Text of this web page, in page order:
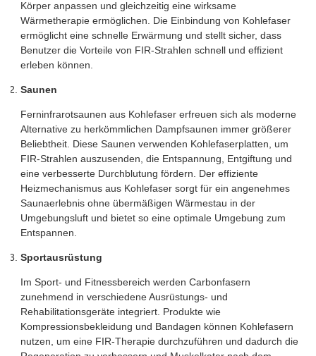
Körper anpassen und gleichzeitig eine wirksame
Wärmetherapie ermöglichen. Die Einbindung von Kohlefaser
ermöglicht eine schnelle Erwärmung und stellt sicher, dass
Benutzer die Vorteile von FIR-Strahlen schnell und effizient
erleben können.
Saunen
Ferninfrarotsaunen aus Kohlefaser erfreuen sich als moderne
Alternative zu herkömmlichen Dampfsaunen immer größerer
Beliebtheit. Diese Saunen verwenden Kohlefaserplatten, um
FIR-Strahlen auszusenden, die Entspannung, Entgiftung und
eine verbesserte Durchblutung fördern. Der effiziente
Heizmechanismus aus Kohlefaser sorgt für ein angenehmes
Saunaerlebnis ohne übermäßigen Wärmestau in der
Umgebungsluft und bietet so eine optimale Umgebung zum
Entspannen.
Sportausrüstung
Im Sport- und Fitnessbereich werden Carbonfasern
zunehmend in verschiedene Ausrüstungs- und
Rehabilitationsgeräte integriert. Produkte wie
Kompressionsbekleidung und Bandagen können Kohlefasern
nutzen, um eine FIR-Therapie durchzuführen und dadurch die